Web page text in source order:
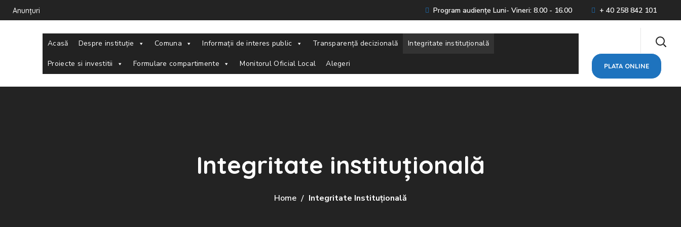
Anunțuri Program audienţe Luni- Vineri: 8.00 - 16.00 + 40 258 842 101
Acasă Despre instituție Comuna Informații de interes public Transparență decizională Integritate instituțională
Proiecte si investitii Formulare compartimente Monitorul Oficial Local Alegeri PLATA ONLINE
Integritate instituțională
Home Integritate Instituțională